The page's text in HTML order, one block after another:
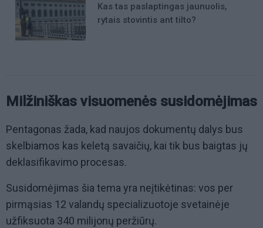
Kas tas paslaptingas jaunuolis,
rytais stovintis ant tilto?
Milžiniškas visuomenės susidomėjimas
Pentagonas žada, kad naujos dokumentų dalys bus
skelbiamos kas keletą savaičių, kai tik bus baigtas jų
deklasifikavimo procesas.
Susidomėjimas šia tema yra neįtikėtinas: vos per
pirmąsias 12 valandų specializuotoje svetainėje
užfiksuota 340 milijonų peržiūrų.